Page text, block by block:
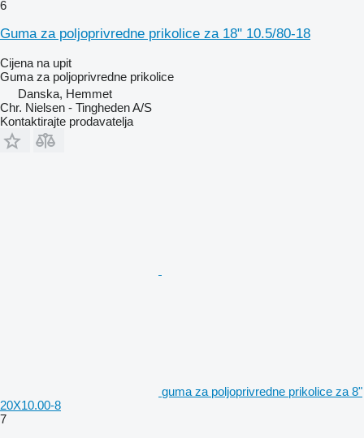
6
Guma za poljoprivredne prikolice za 18" 10.5/80-18
Cijena na upit
Guma za poljoprivredne prikolice
Danska, Hemmet
Chr. Nielsen - Tingheden A/S
Kontaktirajte prodavatelja
guma za poljoprivredne prikolice za 8"
20X10.00-8
7